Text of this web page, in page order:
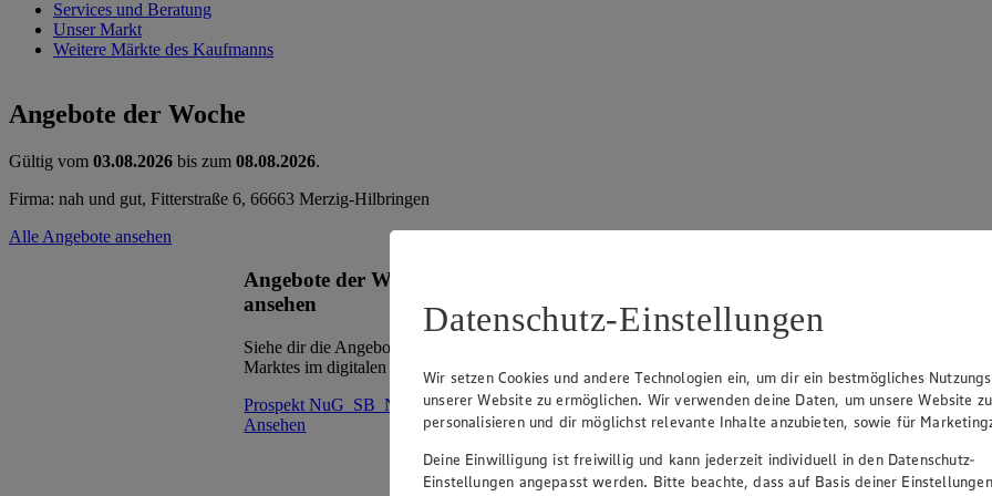
Services und Beratung
Unser Markt
Weitere Märkte des Kaufmanns
Angebote der Woche
Gültig vom 03.08.2026 bis zum 08.08.2026.
Firma: nah und gut, Fitterstraße 6, 66663 Merzig-Hilbringen
Alle Angebote ansehen
Angebote der Woche im Prospekt
ansehen
Siehe dir die Angebote der Woche deines
Marktes im digitalen Blätterkatalog an.
Prospekt NuG_SB_Nord im Browser
Ansehen
hell kernlos
aus Spanien oder Italien, Klasse I, 500 g, (1
kg = 2,98)
versch.
10,64)
Datenschutz-Einstellungen
Wir setzen Cookies und andere Technologien ein, um dir ein bestmögliches
unserer Website zu ermöglichen. Wir verwenden deine Daten, um unsere Website zu
personalisieren und dir möglichst relevante Inhalte anzubieten, sowie für
Deine Einwilligung ist freiwillig und kann jederzeit individuell in den Datenschutz-
Einstellungen angepasst werden. Bitte beachte, dass auf Basis deiner